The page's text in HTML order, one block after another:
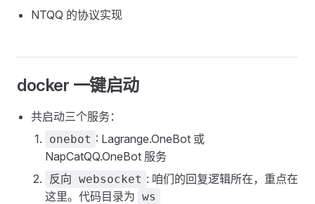
NTQQ 的协议实现
docker 一键启动
共启动三个服务：
onebot : Lagrange.OneBot 或
NapCatQQ.OneBot 服务
反向 websocket : 咱们的回复逻辑所在，重点在
这里。代码目录为 ws